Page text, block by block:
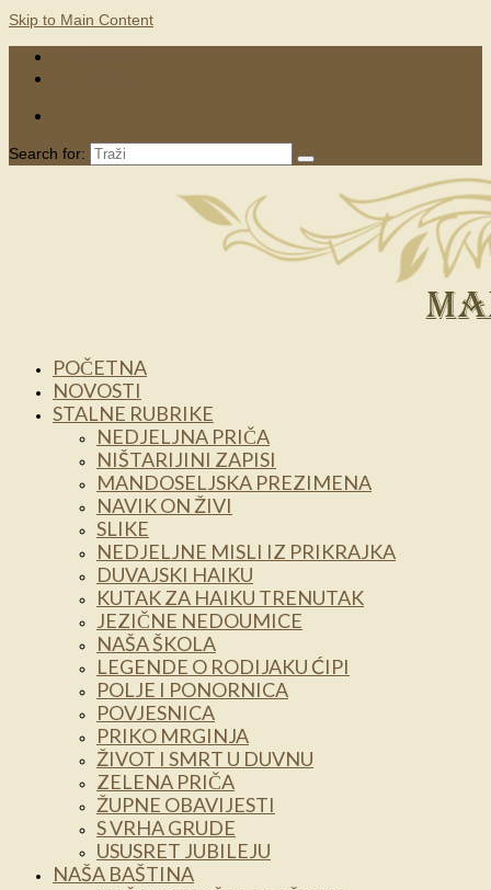
Skip to Main Content
Search for:
POČETNA
NOVOSTI
STALNE RUBRIKE
NEDJELJNA PRIČA
NIŠTARIJINI ZAPISI
MANDOSELJSKA PREZIMENA
NAVIK ON ŽIVI
SLIKE
NEDJELJNE MISLI IZ PRIKRAJKA
DUVAJSKI HAIKU
KUTAK ZA HAIKU TRENUTAK
JEZIČNE NEDOUMICE
NAŠA ŠKOLA
LEGENDE O RODIJAKU ĆIPI
POLJE I PONORNICA
POVJESNICA
PRIKO MRGINJA
ŽIVOT I SMRT U DUVNU
ZELENA PRIČA
ŽUPNE OBAVIJESTI
S VRHA GRUDE
USUSRET JUBILEJU
NAŠA BAŠTINA